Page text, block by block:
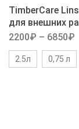
TimberCare
для внешних
2200₽ – 6850₽
2.5л 0,75 л